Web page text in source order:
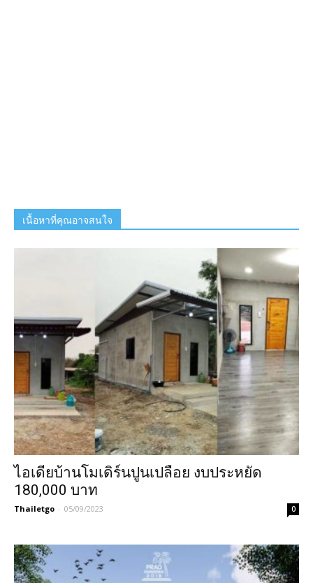
เนื้อหาที่คุณอาจสนใจ
ไอเดียบ้านโมเดิร์นปูนเปลือย งบประหยัด
180,000 บาท
Thailetgo - 05/09/2023 0